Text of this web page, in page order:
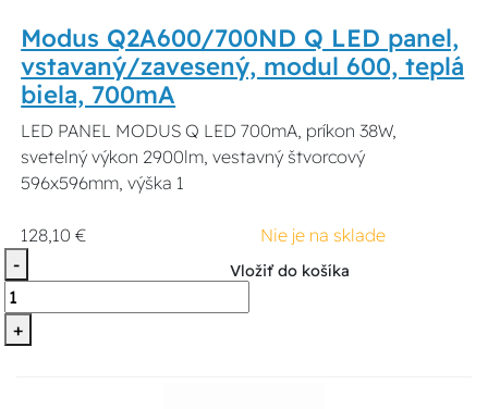
Modus Q2A600/700ND Q LED panel,
vstavaný/zavesený, modul 600, teplá
biela, 700mA
LED PANEL MODUS Q LED 700mA, príkon 38W,
svetelný výkon 2900lm, vestavný štvorcový
596x596mm, výška 1
128,10 €
Nie je na sklade
-
+
Vložiť do košíka